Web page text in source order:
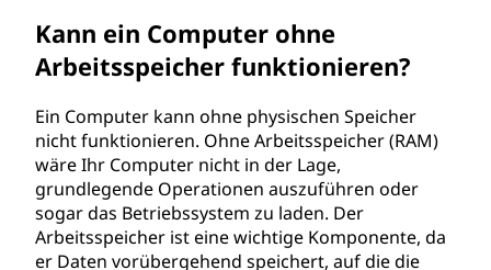
Kann ein Computer ohne
Arbeitsspeicher funktionieren?
Ein Computer kann ohne physischen Speicher
nicht funktionieren. Ohne Arbeitsspeicher (RAM)
wäre Ihr Computer nicht in der Lage,
grundlegende Operationen auszuführen oder
sogar das Betriebssystem zu laden. Der
Arbeitsspeicher ist eine wichtige Komponente, da
er Daten vorübergehend speichert, auf die die